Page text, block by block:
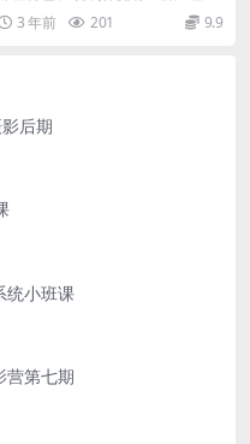
流程。任何一支投入使用的广告，
经历了从创意到交...
3 年前 201 9.9
后期
统小班课
营第七期